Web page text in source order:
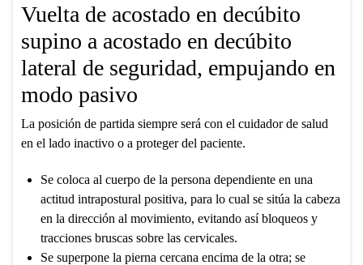
Vuelta de acostado en decúbito
supino a acostado en decúbito
lateral de seguridad, empujando en
modo pasivo
La posición de partida siempre será con el cuidador de salud
en el lado inactivo o a proteger del paciente.
Se coloca al cuerpo de la persona dependiente en una
actitud intrapostural positiva, para lo cual se sitúa la cabeza
en la dirección al movimiento, evitando así bloqueos y
tracciones bruscas sobre las cervicales.
Se superpone la pierna cercana encima de la otra; se